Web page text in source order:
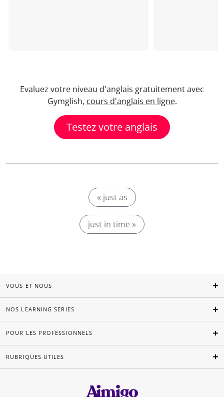
Evaluez votre niveau d'anglais gratuitement avec
Gymglish, cours d'anglais en ligne.
Testez votre anglais
« just as
just in time »
VOUS ET NOUS
NOS LEARNING SERIES
POUR LES PROFESSIONNELS
RUBRIQUES UTILES